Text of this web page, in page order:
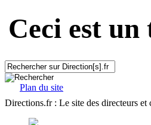
Ceci est un
Plan du site
Directions.fr : Le site des directeurs et